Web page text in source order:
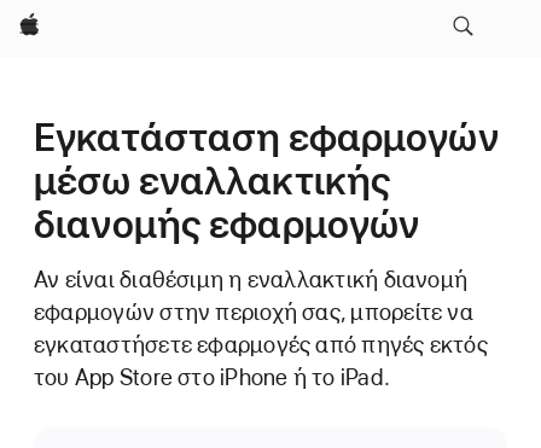
Apple
Εγκατάσταση εφαρμογών
μέσω εναλλακτικής
διανομής εφαρμογών
Αν είναι διαθέσιμη η εναλλακτική διανομή
εφαρμογών στην περιοχή σας, μπορείτε να
εγκαταστήσετε εφαρμογές από πηγές εκτός
του App Store στο iPhone ή το iPad.